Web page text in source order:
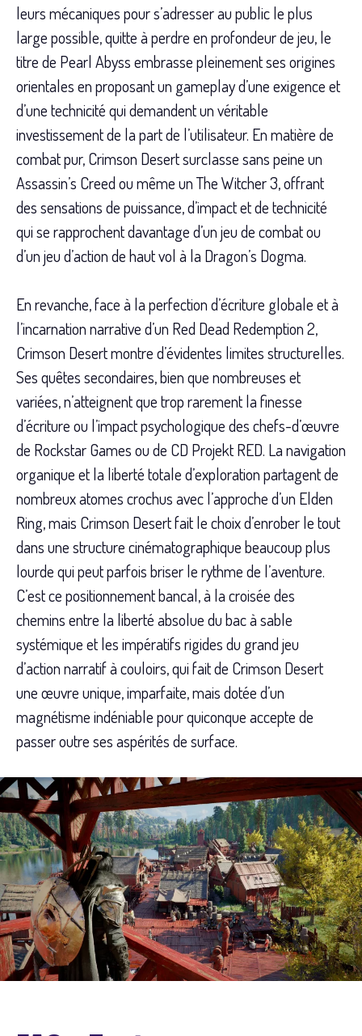
leurs mécaniques pour s’adresser au public le plus
large possible, quitte à perdre en profondeur de jeu, le
titre de Pearl Abyss embrasse pleinement ses origines
orientales en proposant un gameplay d’une exigence et
d’une technicité qui demandent un véritable
investissement de la part de l’utilisateur. En matière de
combat pur, Crimson Desert surclasse sans peine un
Assassin’s Creed ou même un The Witcher 3, offrant
des sensations de puissance, d’impact et de technicité
qui se rapprochent davantage d’un jeu de combat ou
d’un jeu d’action de haut vol à la Dragon’s Dogma.
En revanche, face à la perfection d’écriture globale et à
l’incarnation narrative d’un Red Dead Redemption 2,
Crimson Desert montre d’évidentes limites structurelles.
Ses quêtes secondaires, bien que nombreuses et
variées, n’atteignent que trop rarement la finesse
d’écriture ou l’impact psychologique des chefs-d’œuvre
de Rockstar Games ou de CD Projekt RED. La navigation
organique et la liberté totale d’exploration partagent de
nombreux atomes crochus avec l’approche d’un Elden
Ring, mais Crimson Desert fait le choix d’enrober le tout
dans une structure cinématographique beaucoup plus
lourde qui peut parfois briser le rythme de l’aventure.
C’est ce positionnement bancal, à la croisée des
chemins entre la liberté absolue du bac à sable
systémique et les impératifs rigides du grand jeu
d’action narratif à couloirs, qui fait de Crimson Desert
une œuvre unique, imparfaite, mais dotée d’un
magnétisme indéniable pour quiconque accepte de
passer outre ses aspérités de surface.